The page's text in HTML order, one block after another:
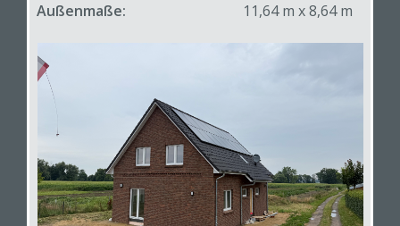
Außenmaße:
11,64 m x 8,64 m